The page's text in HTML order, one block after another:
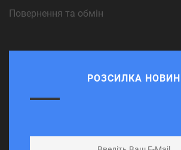
Повернення та обмін
РОЗСИЛКА НОВИН